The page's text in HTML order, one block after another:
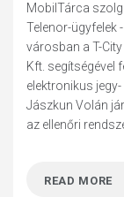
MobilTárca
Telenor-ügyfelek
városban a T-
Kft. segítségével
elektronikus
Jászkun Volán
az ellenőri
READ MORE